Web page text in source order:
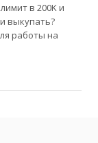
в 200K и
выкупать?
работы на